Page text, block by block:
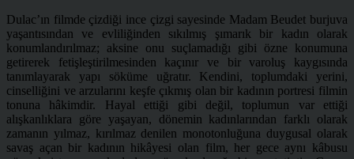
Dulac’ın filmde çizdiği ince çizgi sayesinde Madam Beudet burjuva
yaşantısından ve evliliğinden sıkılmış şımarık bir kadın olarak
konumlandırılmaz; aksine onu suçlamadığı gibi özne konumuna
getirerek fetişleştirilmesinden kaçınır ve bir varoluş kaygısında
tanımlayarak yapı söküme uğratır. Kendini, toplumdaki yerini,
cinselliğini ve arzularını keşfe çıkmış olan bir kadının portresi filmin
tonuna hâkimdir. Hayal ettiği gibi değil, toplumun var ettiği
alışkanlıklara göre yaşayan, dönemin kadınlarından farklı olarak
zamanın yılmaz, kırılmaz denilen monotonluğuna duygusal olarak
savaş açan bir kadının hikâyesi olan film, her gece aynı kâbusu